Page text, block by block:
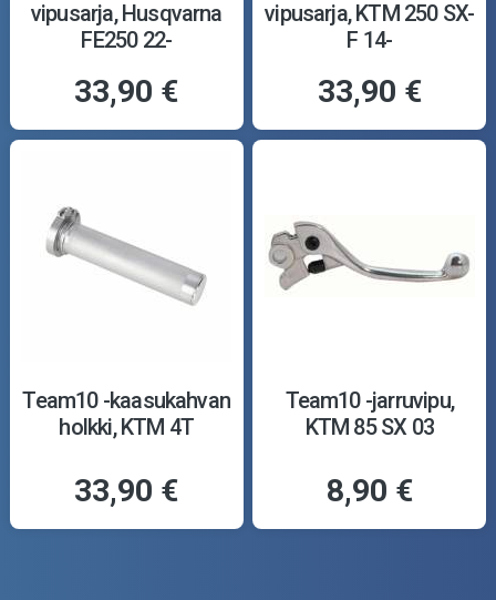
vipusarja, Husqvarna
FE250 22-
33,90 €
vipusarja, KTM 250 SX-
F 14-
33,90 €
Team10 -kaasukahvan
holkki, KTM 4T
33,90 €
Team10 -jarruvipu,
KTM 85 SX 03
8,90 €